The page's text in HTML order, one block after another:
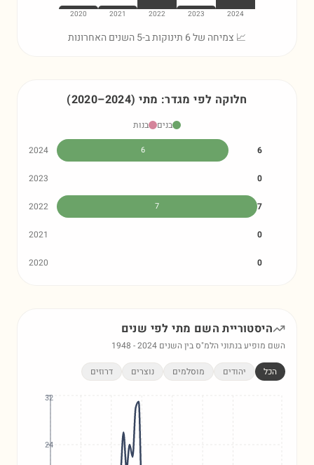
2024
2023
2022
2021
2020
📈 צמיחה של 6 תינוקות ב-5 השנים האחרונות
חלוקה לפי מגדר: מתי (2020–2024)
בנים
בנות
2024
6 6
2023 0
2022 7 7
2021 0
2020 0
היסטוריית השם מתילפי שנים
השם מופיע בנתוני הלמ"ס בין השנים 1948 -2024
הכל יהודים מוסלמים נוצרים דרוזים
24
32